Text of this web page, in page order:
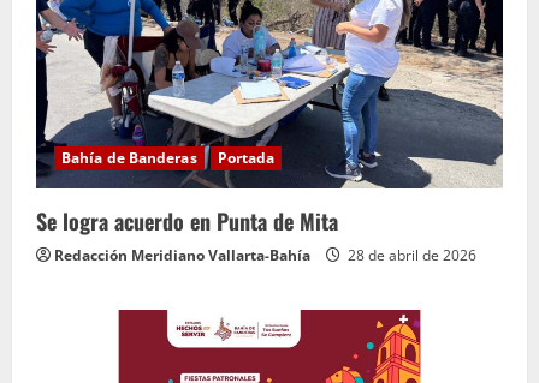
Bahía de Banderas Portada
Se logra acuerdo en Punta de Mita
Redacción Meridiano Vallarta-Bahía 28 de abril de 2026